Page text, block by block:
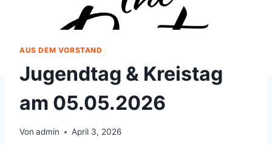
AUS DEM VORSTAND
Jugendtag & Kreistag
am 05.05.2026
Von admin April 3, 2026